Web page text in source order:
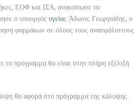
ΕΟΦ και ΙΣΑ, ανακοίνωσε σε
ο υπουργός υγείας Άδωνις Γεωργιάδης, ο
φαρμάκων σε όλους τους ανασφάλιστους
το πρόγραμμα θα είναι στην πλήρη εξέλιξή
θα αφορά στο πρόγραμμα της κάλυψης